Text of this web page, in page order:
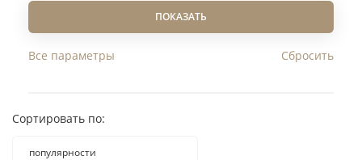
ПОКАЗАТЬ
Все параметры
Сортировать по:
популярности